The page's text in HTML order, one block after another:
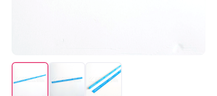
Packaging et coffrets